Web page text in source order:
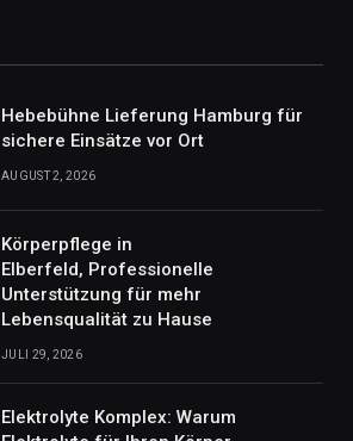
Hebebühne Lieferung Hamburg für
sichere Einsätze vor Ort
AUGUST 2, 2026
Körperpflege in
Elberfeld, Professionelle
Unterstützung für mehr
Lebensqualität zu Hause
JULI 29, 2026
Elektrolyte Komplex: Warum